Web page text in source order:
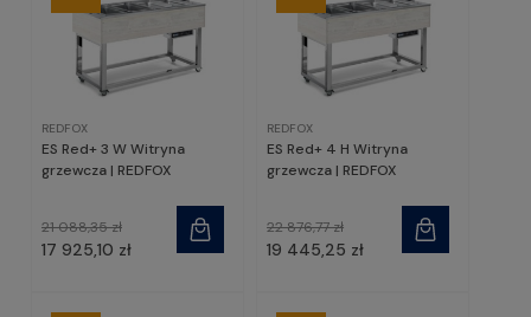
REDFOX
ES Red+ 3 W Witryna
grzewcza | REDFOX
17 925,10 zł
21 088,35 zł
REDFOX
ES Red+ 4 H Witryna
grzewcza | REDFOX
19 445,25 zł
22 876,77 zł